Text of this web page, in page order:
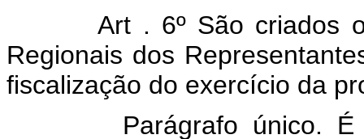
Art . 6º São criados
Regionais dos
fiscalização do exercício da
Parágrafo único. É